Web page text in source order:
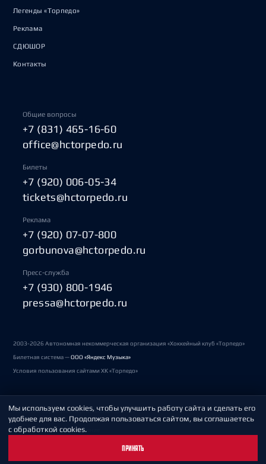
Легенды «Торпедо»
Реклама
СДЮШОР
Контакты
Общие вопросы
+7 (831) 465-16-60
office@hctorpedo.ru
Билеты
+7 (920) 006-05-34
tickets@hctorpedo.ru
Реклама
+7 (920) 07-07-800
gorbunova@hctorpedo.ru
Пресс-служба
+7 (930) 800-1946
pressa@hctorpedo.ru
2003-2026 Автономная некоммерческая организация «Хоккейный клуб «Торпедо»
Билетная система —ООО «Яндекс Музыка»
Условия пользования сайтами ХК «Торпедо»
Политика обработки персональных данных
Пользовательское соглашение
Мы используем cookies, чтобы улучшить работу сайта и сделать его
удобнее для вас. Продолжая пользоваться сайтом, вы соглашаетесь
с обработкой cookies.
ПРИНЯТЬ